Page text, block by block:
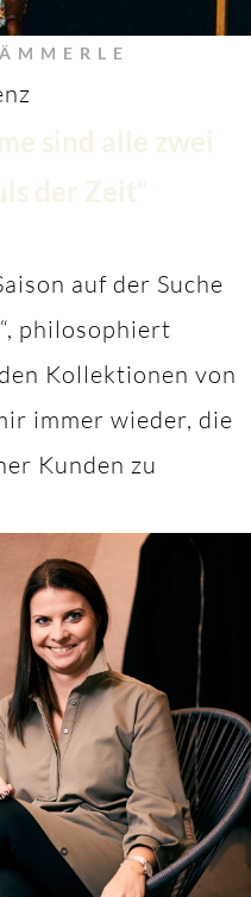
sind alle zwei
der Zeit“
auf der Suche
philosophiert
Kollektionen von
immer wieder, die
Kunden zu